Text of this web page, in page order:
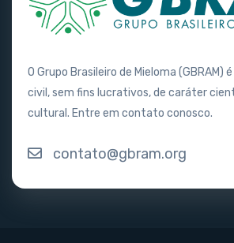
O Grupo Brasileiro de Mieloma (GBRAM)
civil, sem fins lucrativos, de caráter
cultural. Entre em contato conosco.
contato@gbram.org